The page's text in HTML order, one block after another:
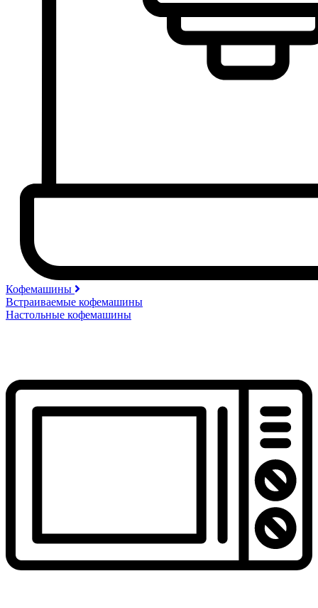
Кофемашины
Встраиваемые кофемашины
Настольные кофемашины